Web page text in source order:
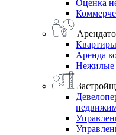
Оценка
Аренда
Нежилые